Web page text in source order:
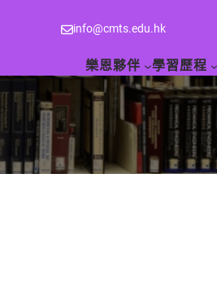
info@cmts.edu.hk
樂恩夥伴 學習歷程